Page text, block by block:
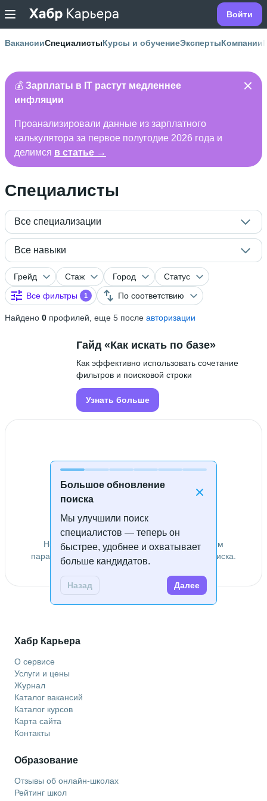
Войти
ВакансииСпециалистыКурсы и обучениеЭкспертыКомпании
💰 Зарплаты в IT растут медленнее
инфляции
Проанализировали данные из зарплатного
калькулятора за первое полугодие 2026 года и
делимся в статье →
Специалисты
Все специализации
Все навыки
Грейд Стаж Город
Статус
Все фильтры
1 По соответствию
Найдено 0 профилей, еще 5 после авторизации
Большое обновление
поиска
Мы улучшили поиск
специалистов — теперь он
быстрее, удобнее и охватывает
больше кандидатов.
Назад Далее
Гайд «Как искать по базе»
Как эффективно использовать сочетание
фильтров и поисковой строки
Узнать больше
Специалисты не найдены
Не удалось найти специалистов по заданным
параметрам. Попробуйте изменить условия поиска.
Хабр Карьера
О сервисе
Услуги и цены
Журнал
Каталог вакансий
Каталог курсов
Карта сайта
Контакты
Образование
Отзывы об онлайн-школах
Рейтинг школ